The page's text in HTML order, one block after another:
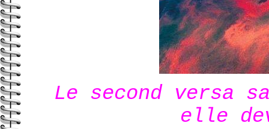
Le second versa
elle